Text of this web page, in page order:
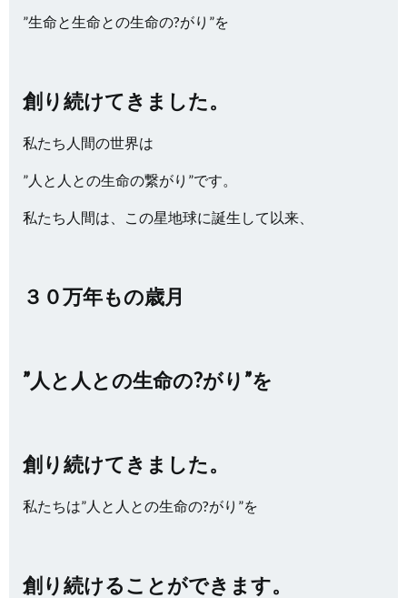
”生命と生命との生命の?がり”を
創り続けてきました。
私たち人間の世界は
”人と人との生命の繋がり”です。
私たち人間は、この星地球に誕生して以来、
３０万年もの歳月
”人と人との生命の?がり”を
創り続けてきました。
私たちは”人と人との生命の?がり”を
創り続けることができます。